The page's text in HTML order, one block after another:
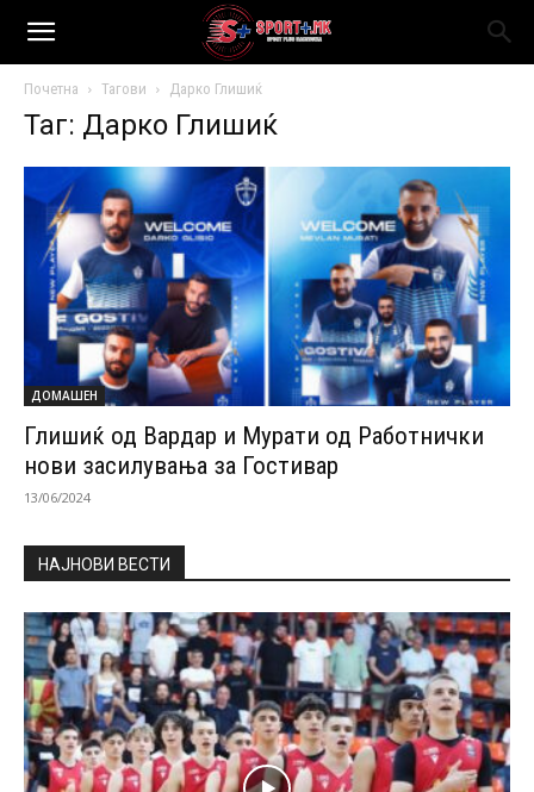
Почетна Тагови Дарко Глишиќ
Таг: Дарко Глишиќ
ДОМАШЕН
Глишиќ од Вардар и Мурати од Работнички
нови засилувања за Гостивар
13/06/2024
НАЈНОВИ ВЕСТИ